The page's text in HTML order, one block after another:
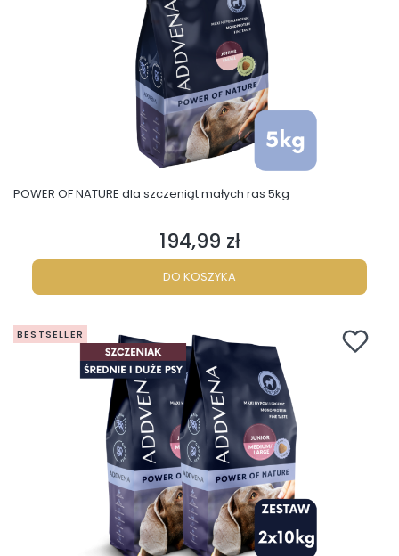
POWER OF NATURE dla szczeniąt małych ras 5kg
Cena
194,99 zł
DO KOSZYKA
BESTSELLER